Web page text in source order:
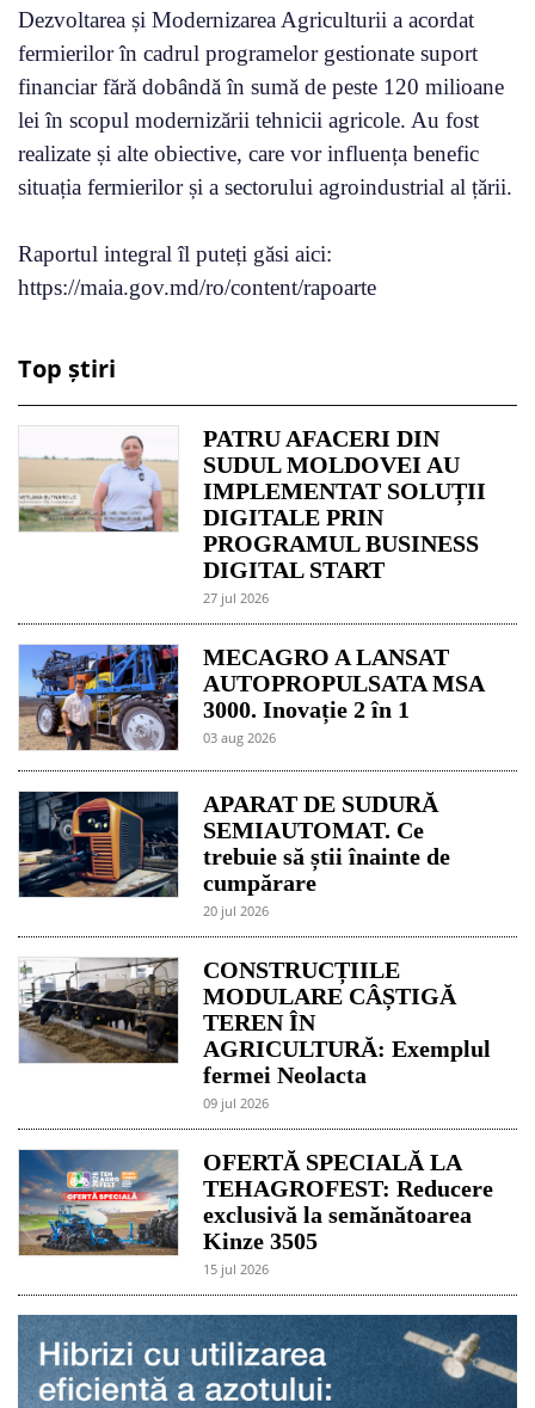
Dezvoltarea și Modernizarea Agriculturii a acordat
fermierilor în cadrul programelor gestionate suport
financiar fără dobândă în sumă de peste 120 milioane
lei în scopul modernizării tehnicii agricole. Au fost
realizate și alte obiective, care vor influența benefic
situația fermierilor și a sectorului agroindustrial al țării.
Raportul integral îl puteți găsi aici:
https://maia.gov.md/ro/content/rapoarte
Top știri
PATRU AFACERI DIN
SUDUL MOLDOVEI AU
IMPLEMENTAT SOLUȚII
DIGITALE PRIN
PROGRAMUL BUSINESS
DIGITAL START
27 jul 2026
MECAGRO A LANSAT
AUTOPROPULSATA MSA
3000. Inovație 2 în 1
03 aug 2026
APARAT DE SUDURĂ
SEMIAUTOMAT. Ce
trebuie să știi înainte de
cumpărare
20 jul 2026
CONSTRUCȚIILE
MODULARE CÂȘTIGĂ
TEREN ÎN
AGRICULTURĂ: Exemplul
fermei Neolacta
09 jul 2026
OFERTĂ SPECIALĂ LA
TEHAGROFEST: Reducere
exclusivă la semănătoarea
Kinze 3505
15 jul 2026